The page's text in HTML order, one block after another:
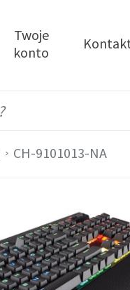
Twoje
konto
CH-9101013-NA